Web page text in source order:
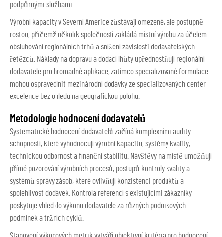
podpůrnými službami.
Výrobní kapacity v Severní Americe zůstávají omezené, ale postupně
rostou, přičemž několik společností zakládá místní výrobu za účelem
obsluhování regionálních trhů a snížení závislosti dodavatelských
řetězců. Náklady na dopravu a dodací lhůty upřednostňují regionální
dodavatele pro hromadné aplikace, zatímco specializované formulace
mohou ospravedlnit mezinárodní dodávky ze specializovaných center
excelence bez ohledu na geografickou polohu.
Metodologie hodnocení dodavatelů
Systematické hodnocení dodavatelů začíná komplexními audity
schopností, které vyhodnocují výrobní kapacitu, systémy kvality,
technickou odbornost a finanční stabilitu. Návštěvy na místě umožňují
přímé pozorování výrobních procesů, postupů kontroly kvality a
systémů správy zásob, které ovlivňují konzistenci produktů a
spolehlivost dodávek. Kontrola referencí s existujícími zákazníky
poskytuje vhled do výkonu dodavatele za různých podnikových
podmínek a tržních cyklů.